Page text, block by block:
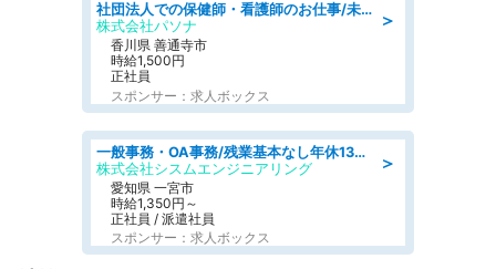
＞
社団法人での保健師・看護師のお仕事/未経験OK/要資格:普通免許、保健師、正看護師
株式会社パソナ
香川県 善通寺市
時給1,500円
正社員
スポンサー：求人ボックス
＞
一般事務・OA事務/残業基本なし年休130日社保完備の一般・調達事務
株式会社シスムエンジニアリング
愛知県 一宮市
時給1,350円～
正社員 / 派遣社員
スポンサー：求人ボックス